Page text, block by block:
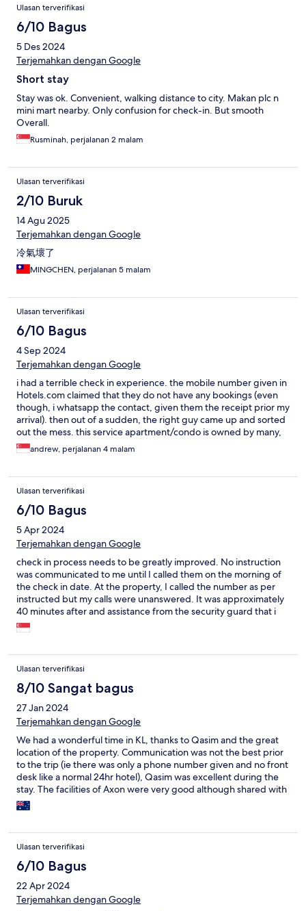
Ulasan terverifikasi
6/10 Bagus
5 Des 2024
Terjemahkan dengan Google
Short stay
Stay was ok. Convenient, walking distance to city. Makan plc n
mini mart nearby. Only confusion for check-in. But smooth
Overall.
Rusminah, perjalanan 2 malam
Ulasan terverifikasi
2/10 Buruk
14 Agu 2025
Terjemahkan dengan Google
冷氣壞了
MINGCHEN, perjalanan 5 malam
Ulasan terverifikasi
6/10 Bagus
4 Sep 2024
Terjemahkan dengan Google
i had a terrible check in experience. the mobile number given in
Hotels.com claimed that they do not have any bookings (even
though, i whatsapp the contact, given them the receipt prior my
arrival). then out of a sudden, the right guy came up and sorted
out the mess. this service apartment/condo is owned by many,
who employs staff to manage (eg check in) their place.
andrew, perjalanan 4 malam
Ulasan terverifikasi
6/10 Bagus
5 Apr 2024
Terjemahkan dengan Google
check in process needs to be greatly improved. No instruction
was communicated to me until I called them on the morning of
the check in date. At the property, I called the number as per
instructed but my calls were unanswered. It was approximately
40 minutes after and assistance from the security guard that i
got in contact with the guy who’s supposed to help me check in.
Location was great though
Ulasan terverifikasi
8/10 Sangat bagus
27 Jan 2024
Terjemahkan dengan Google
We had a wonderful time in KL, thanks to Qasim and the great
location of the property. Communication was not the best prior
to the trip (ie there was only a phone number given and no front
desk like a normal 24hr hotel), Qasim was excellent during the
stay. The facilities of Axon were very good although shared with
the sleeping lion hotel. Close to all major shopping and eating in
Bukit Bintang. We booked 3 queen beds in a 3 br apartment but
codes to get into the main door and then into the two units.
Basic toiletries were supplied including detergent for the
washing machine but we had to contact Qasim for extra
supplies during our stay.
Ulasan terverifikasi
6/10 Bagus
22 Apr 2024
Terjemahkan dengan Google